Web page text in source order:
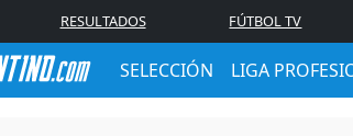
RESULTADOS FÚTBOL TV
SELECCIÓN LIGA